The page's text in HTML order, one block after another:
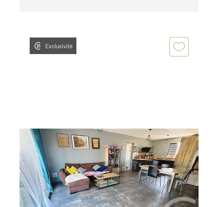
Exclusivité
ST SATURNIN 16
81,24 m
, 4 pièces
Ref : 8175
Maison à vendre
195 810 €